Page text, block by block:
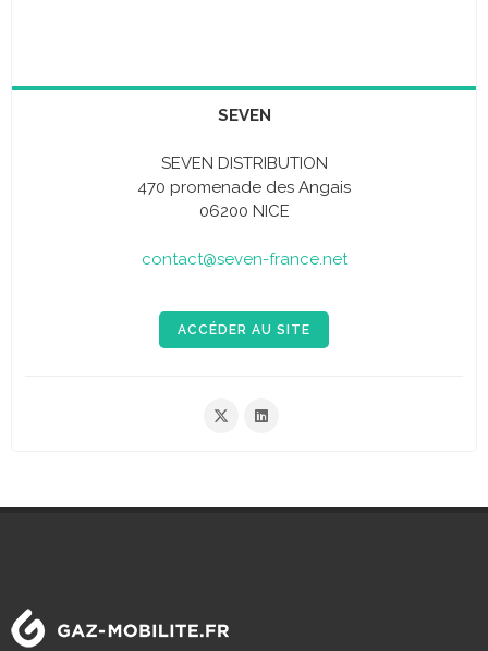
SEVEN
SEVEN DISTRIBUTION
470 promenade des Angais
06200 NICE
contact@seven-france.net
ACCÉDER AU SITE